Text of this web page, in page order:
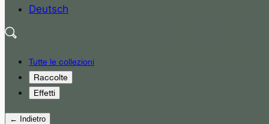
Deutsch
Tutte le collezioni
Raccolte
Effetti
← Indietro